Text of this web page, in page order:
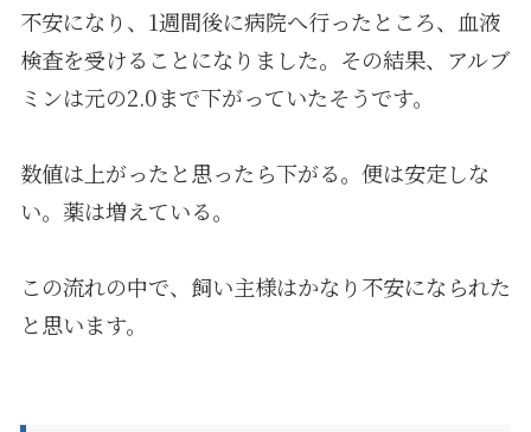
不安になり、1週間後に病院へ行ったところ、血液
検査を受けることになりました。その結果、アルブ
ミンは元の2.0まで下がっていたそうです。
数値は上がったと思ったら下がる。便は安定しな
い。薬は増えている。
この流れの中で、飼い主様はかなり不安になられた
と思います。